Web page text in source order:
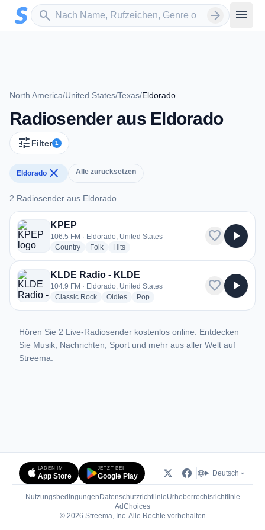
Zum Hauptinhalt springen
search
Sender suchen arrow_forward menu
North America/United States/Texas/Eldorado
Radiosender aus Eldorado
tune Filter 1
Eldorado close Alle zurücksetzen
2 Radiosender aus Eldorado
2 Radiosender aus Eldorado
KPEP
106.5 FM · Eldorado, United States
Countryradio stations
Folkradio stations
Hitsradio stations
favorite play_arrow
KLDE Radio - KLDE
104.9 FM · Eldorado, United States
Classic Rockradio stations
Oldiesradio stations
Popradio stations
favorite play_arrow
Hören Sie 2 Live-Radiosender kostenlos online. Entdecken
Sie Musik, Nachrichten, Sport und mehr aus aller Welt auf
Streema.
LADEN IM
App Store
JETZT BEI
Google Play Deutsch
Nutzungsbedingungen DatenschutzrichtlinieUrheberrechtsrichtlinie
AdChoices(öffnet in neuem Tab)
© 2026 Streema, Inc. Alle Rechte vorbehalten